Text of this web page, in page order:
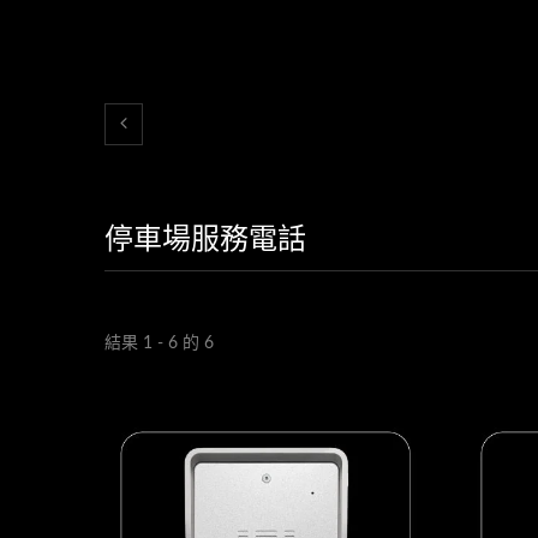
停車場服務電話
結果 1 - 6 的 6